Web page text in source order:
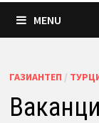
MENU
ГАЗИАНТЕП /